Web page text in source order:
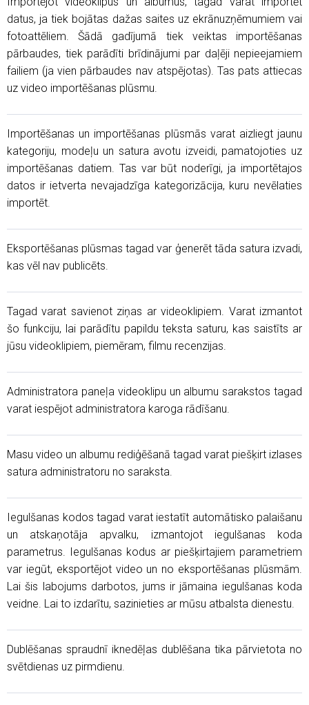
datus, ja tiek bojātas dažas saites uz ekrānuzņēmumiem vai
fotoattēliem. Šādā gadījumā tiek veiktas importēšanas
pārbaudes, tiek parādīti brīdinājumi par daļēji nepieejamiem
failiem (ja vien pārbaudes nav atspējotas). Tas pats attiecas
uz video importēšanas plūsmu.
Importēšanas un importēšanas plūsmās varat aizliegt jaunu
kategoriju, modeļu un satura avotu izveidi, pamatojoties uz
importēšanas datiem. Tas var būt noderīgi, ja importētajos
datos ir ietverta nevajadzīga kategorizācija, kuru nevēlaties
importēt.
Eksportēšanas plūsmas tagad var ģenerēt tāda satura izvadi,
kas vēl nav publicēts.
Tagad varat savienot ziņas ar videoklipiem. Varat izmantot
šo funkciju, lai parādītu papildu teksta saturu, kas saistīts ar
jūsu videoklipiem, piemēram, filmu recenzijas.
Administratora paneļa videoklipu un albumu sarakstos tagad
varat iespējot administratora karoga rādīšanu.
Masu video un albumu rediģēšanā tagad varat piešķirt izlases
satura administratoru no saraksta.
Iegulšanas kodos tagad varat iestatīt automātisko palaišanu
un atskaņotāja apvalku, izmantojot iegulšanas koda
parametrus. Iegulšanas kodus ar piešķirtajiem parametriem
var iegūt, eksportējot video un no eksportēšanas plūsmām.
Lai šis labojums darbotos, jums ir jāmaina iegulšanas koda
veidne. Lai to izdarītu, sazinieties ar mūsu atbalsta dienestu.
Dublēšanas spraudnī iknedēļas dublēšana tika pārvietota no
svētdienas uz pirmdienu.